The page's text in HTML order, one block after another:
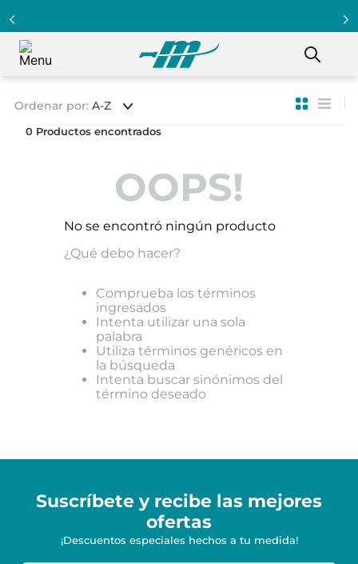
Ordenar por A-Z
0
OOPS!
No se encontró ningún producto
¿Qué debo hacer?
Comprueba los términos
ingresados
Intenta utilizar una sola
palabra
Utiliza términos genéricos en
la búsqueda
Intenta buscar sinónimos del
término deseado
Suscríbete y recibe las mejores
ofertas
¡Descuentos especiales hechos a tu medida!